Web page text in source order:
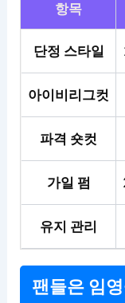
항목
단정 스타일
아이비리그컷
파격 숏컷
가일 펌
유지 관리
팬들은 임